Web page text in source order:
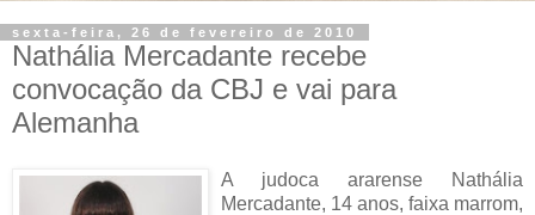
sexta-feira, 26 de fevereiro de 2010
Nathália Mercadante recebe
convocação da CBJ e vai para
Alemanha
A judoca ararense Nathália
Mercadante, 14 anos, faixa marrom,